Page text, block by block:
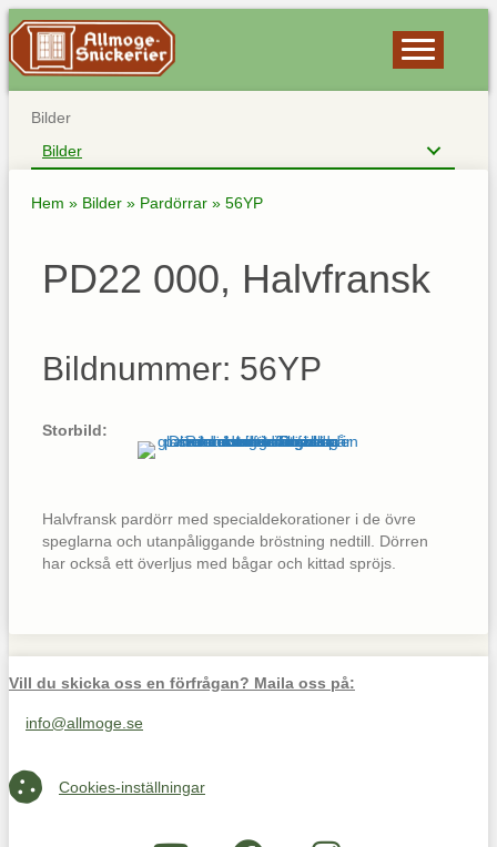
Bilder
Bilder
Hem » Bilder » Pardörrar » 56YP
PD22 000, Halvfransk
Bildnummer: 56YP
Storbild:
Halvfransk pardörr med specialdekorationer i de övre
speglarna och utanpåliggande bröstning nedtill. Dörren
har också ett överljus med bågar och kittad spröjs.
Vill du skicka oss en förfrågan? Maila oss på:
Maila oss på info@allmoge.se
info@allmoge.se
Cookies-inställningar
Cookies-inställningar